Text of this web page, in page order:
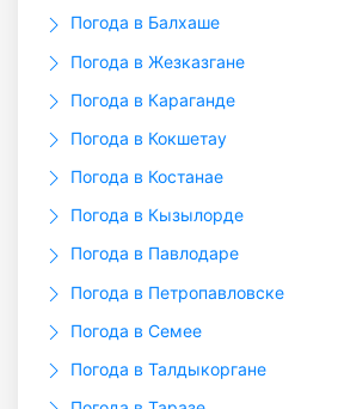
Погода в Балхаше
Погода в Жезказгане
Погода в Караганде
Погода в Кокшетау
Погода в Костанае
Погода в Кызылорде
Погода в Павлодаре
Погода в Петропавловске
Погода в Семее
Погода в Талдыкоргане